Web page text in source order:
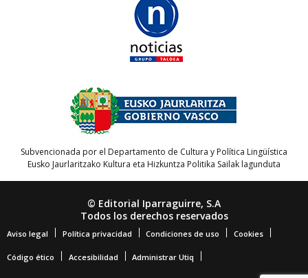
Subvencionada por el Departamento de Cultura y Política Lingüística
Eusko Jaurlaritzako Kultura eta Hizkuntza Politika Sailak lagunduta
© Editorial Iparraguirre, S.A
Todos los derechos reservados
Aviso legal Política privacidad Condiciones de uso Cookies
Código ético Accesibilidad Administrar Utiq